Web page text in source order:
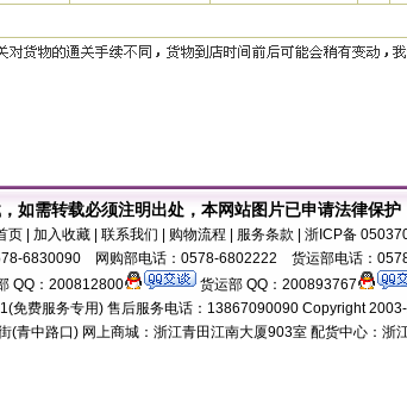
如需转载必须注明出处，本网站图片已申请法律保护
页 | 加入收藏 | 联系我们 | 购物流程 | 服务条款 | 浙ICP备
6830090 网购部电话：0578-6802222 货运部电话：
QQ：200812800 货运部 QQ：200893767
免费服务专用) 售后服务电话：13867090090 Copyright
(青中路口) 网上商城：浙江青田江南大厦903室 配货中心：浙